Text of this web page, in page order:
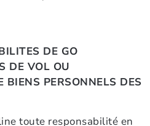
DE GO
DE VOL OU
BIENS PERSONNELS DES
toute responsabilité en